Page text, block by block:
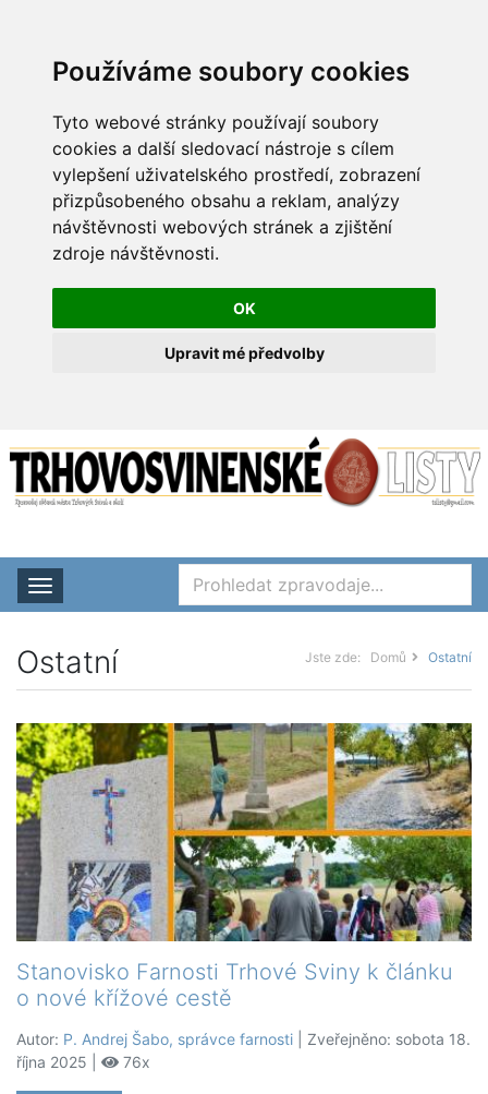
Používáme soubory cookies
Tyto webové stránky používají soubory
cookies a další sledovací nástroje s cílem
vylepšení uživatelského prostředí, zobrazení
přizpůsobeného obsahu a reklam, analýzy
návštěvnosti webových stránek a zjištění
zdroje návštěvnosti.
OK
Upravit mé předvolby
Rozbalit nabídku
Ostatní Jste zde: Domů Ostatní
Stanovisko Farnosti Trhové Sviny k článku
o nové křížové cestě
Autor: P. Andrej Šabo, správce farnosti | Zveřejněno: sobota 18.
října 2025 |
76x